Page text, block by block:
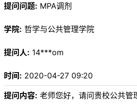
提问问题: MPA调剂
学院: 哲学与公共管理学院
提问人: 14***om
时间: 2020-04-27 09:20
提问内容: 老师您好，请问贵校公共管